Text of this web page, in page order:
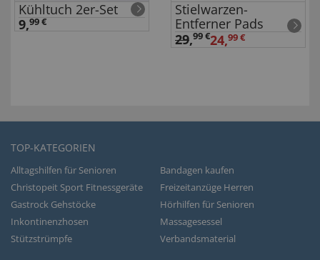
Kühltuch 2er-Set
9,99 €
Stielwarzen-
Entferner Pads
29,99 €24,99 €
TOP-KATEGORIEN
Alltagshilfen für Senioren
Bandagen kaufen
Christopeit Sport Fitnessgeräte
Freizeitanzüge Herren
Gastrock Gehstöcke
Hörhilfen für Senioren
Inkontinenzhosen
Massagesessel
Stützstrümpfe
Verbandsmaterial